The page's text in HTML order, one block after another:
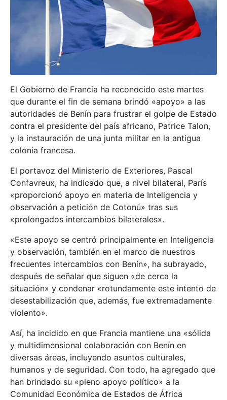
El Gobierno de Francia ha reconocido este martes
que durante el fin de semana brindó «apoyo» a las
autoridades de Benín para frustrar el golpe de Estado
contra el presidente del país africano, Patrice Talon,
y la instauración de una junta militar en la antigua
colonia francesa.
El portavoz del Ministerio de Exteriores, Pascal
Confavreux, ha indicado que, a nivel bilateral, París
«proporcionó apoyo en materia de Inteligencia y
observación a petición de Cotonú» tras sus
«prolongados intercambios bilaterales».
«Este apoyo se centró principalmente en Inteligencia
y observación, también en el marco de nuestros
frecuentes intercambios con Benín», ha subrayado,
después de señalar que siguen «de cerca la
situación» y condenar «rotundamente este intento de
desestabilización que, además, fue extremadamente
violento».
Así, ha incidido en que Francia mantiene una «sólida
y multidimensional colaboración con Benín en
diversas áreas, incluyendo asuntos culturales,
humanos y de seguridad. Con todo, ha agregado que
han brindado su «pleno apoyo político» a la
Comunidad Económica de Estados de África